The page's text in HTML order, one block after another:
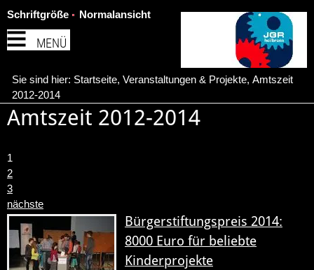
MENÜ
Schriftgröße Normalansicht
Sie sind hier: Startseite, Veranstaltungen & Projekte, Amtszeit
2012-2014
Amtszeit 2012-2014
1
2
3
nächste
Bürgerstiftungspreis 2014:
8000 Euro für beliebte
Kinderprojekte